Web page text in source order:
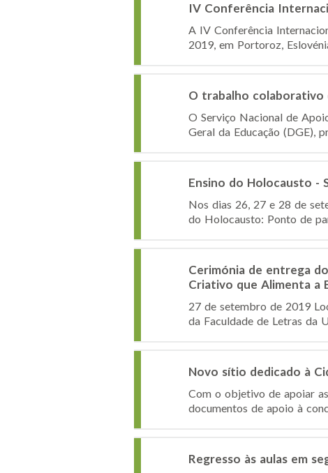
IV Conferência
A IV Conferência
2019, em Portoroz,
O trabalho colaborativo
O Serviço Nacional de
Geral da Educação (DGE),
Ensino do Holocausto -
Nos dias 26, 27 e 28 de
do Holocausto: Ponto de
Cerimónia de entrega
Criativo que Alimenta a
27 de setembro de 2019
da Faculdade de Letras da
Novo sítio dedicado à
Com o objetivo de apoiar
documentos de apoio à
Regresso às aulas em